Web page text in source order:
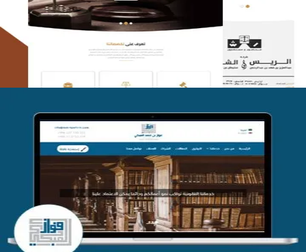
التفاصيل
موقع فواز المبكي للمحاماة
التفاصيل